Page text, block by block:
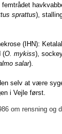
femtrådet
sprattus),
(IHN):
(O. mykiss),
salar).
selv at være
i Vejle først.
om rensning og